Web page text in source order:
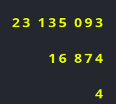
23 135 093
16 874
4